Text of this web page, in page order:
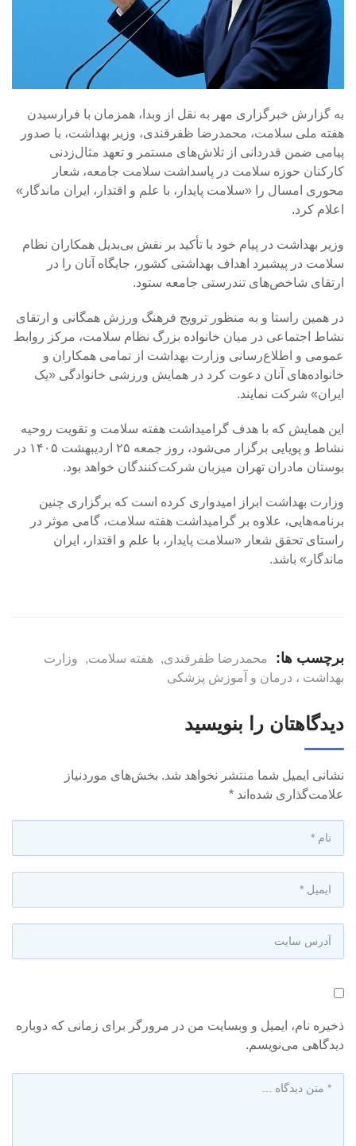
به گزارش خبرگزاری مهر به نقل از وبدا، همزمان با فرارسیدن
هفته ملی سلامت، محمدرضا ظفرقندی، وزیر بهداشت، با صدور
پیامی ضمن قدردانی از تلاش‌های مستمر و تعهد مثال‌زدنی
کارکنان حوزه سلامت در پاسداشت سلامت جامعه، شعار
محوری امسال را «سلامت پایدار، با علم و اقتدار، ایران ماندگار»
اعلام کرد.
وزیر بهداشت در پیام خود با تأکید بر نقش بی‌بدیل همکاران نظام
سلامت در پیشبرد اهداف بهداشتی کشور، جایگاه آنان را در
ارتقای شاخص‌های تندرستی جامعه ستود.
در همین راستا و به منظور ترویج فرهنگ ورزش همگانی و ارتقای
نشاط اجتماعی در میان خانواده بزرگ نظام سلامت، مرکز روابط
عمومی و اطلاع‌رسانی وزارت بهداشت از تمامی همکاران و
خانواده‌های آنان دعوت کرد در همایش ورزشی خانوادگی «یک
ایران» شرکت نمایند.
این همایش که با هدف گرامیداشت هفته سلامت و تقویت روحیه
نشاط و پویایی برگزار می‌شود، روز جمعه ۲۵ اردیبهشت‌ ۱۴۰۵ در
بوستان مادران تهران میزبان شرکت‌کنندگان خواهد بود.
وزارت بهداشت ابراز امیدواری کرده است که برگزاری چنین
برنامه‌هایی، علاوه بر گرامیداشت هفته سلامت، گامی موثر در
راستای تحقق شعار «سلامت پایدار، با علم و اقتدار، ایران
ماندگار» باشد.
برچسب ها: محمدرضا ظفرقندی, هفته سلامت,
وزارت
بهداشت ، درمان و آموزش پزشکی
دیدگاهتان را بنویسید
نشانی ایمیل شما منتشر نخواهد شد. بخش‌های موردنیاز
علامت‌گذاری شده‌اند *
ذخیره نام، ایمیل و وبسایت من در مرورگر برای زمانی که دوباره
دیدگاهی می‌نویسم.